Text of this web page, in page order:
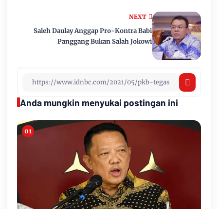
NEXT
Saleh Daulay Anggap Pro-Kontra Babi
Panggang Bukan Salah Jokowi
Anda mungkin menyukai postingan ini